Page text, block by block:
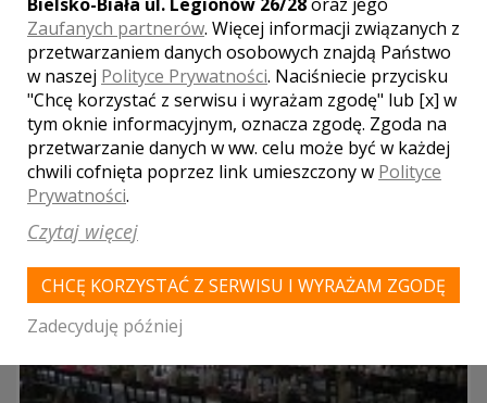
WYNIKÓW:
Zaufanych partnerów. Więcej informacji związanych z
przetwarzaniem danych osobowych znajdą Państwo
w naszej Polityce Prywatności. Naciśniecie przycisku
"Chcę korzystać z serwisu i wyrażam zgodę" lub [x] w
tym oknie informacyjnym, oznacza zgodę. Zgoda na
przetwarzanie danych w ww. celu może być w każdej
chwili cofnięta poprzez link umieszczony w Polityce
Prywatności.
Czytaj więcej
CHCĘ KORZYSTAĆ Z SERWISU I WYRAŻAM ZGODĘ
Zadecyduję później